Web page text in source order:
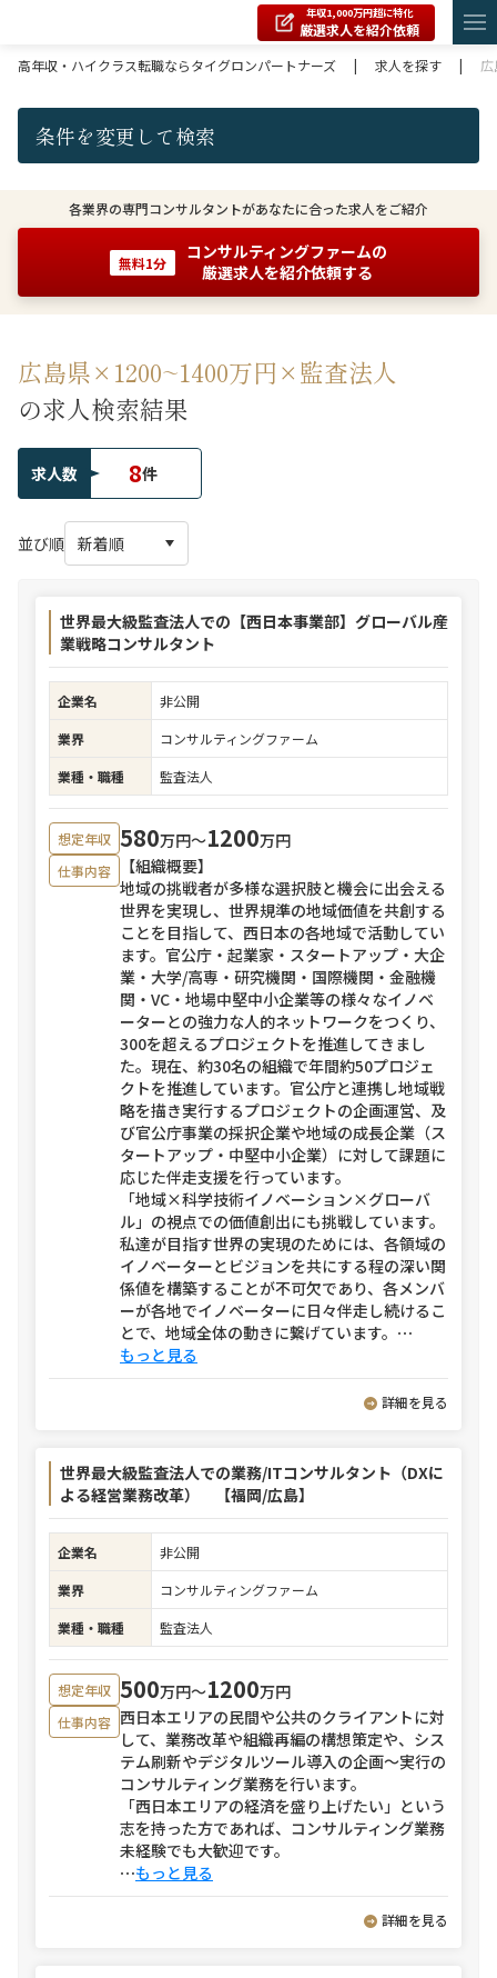
年収1,000万円超に特化
厳選求人を紹介依頼
高年収・ハイクラス転職ならタイグロンパートナーズ
| 求人を探す |
条件を変更して検索
各業界の専門コンサルタントがあなたに合った求人をご紹介
無料1分
コンサルティングファームの
厳選求人を紹介依頼する
広島県×1200~1400万円×監査法人
の求人検索結果
求人数 8件
並び順
世界最大級監査法人での【西日本事業部】グローバル産
業戦略コンサルタント
企業名
非公開
業界
コンサルティングファーム
業種・職種
監査法人
想定年収 580万円〜1200万円
仕事内容
【組織概要】
地域の挑戦者が多様な選択肢と機会に出会える
世界を実現し、世界規準の地域価値を共創する
ことを目指して、西日本の各地域で活動してい
ます。官公庁・起業家・スタートアップ・大企
業・大学/高専・研究機関・国際機関・金融機
関・VC・地場中堅中小企業等の様々なイノベ
ーターとの強力な人的ネットワークをつくり、
300を超えるプロジェクトを推進してきまし
た。現在、約30名の組織で年間約50プロジェ
クトを推進しています。官公庁と連携し地域戦
略を描き実行するプロジェクトの企画運営、及
び官公庁事業の採択企業や地域の成長企業（ス
タートアップ・中堅中小企業）に対して課題に
応じた伴走支援を行っています。
「地域×科学技術イノベーション×グローバ
ル」の視点での価値創出にも挑戦しています。
私達が目指す世界の実現のためには、各領域の
イノベーターとビジョンを共にする程の深い関
係値を構築することが不可欠であり、各メンバ
ーが各地でイノベーターに日々伴走し続けるこ
とで、地域全体の動きに繋げています。 ⋯
もっと見る
詳細を見る
世界最大級監査法人での業務/ITコンサルタント（DXに
よる経営業務改革） 【福岡/広島】
企業名
非公開
業界
コンサルティングファーム
業種・職種
監査法人
想定年収 500万円〜1200万円
仕事内容 西日本エリアの民間や公共のクライアントに対
して、業務改革や組織再編の構想策定や、シス
テム刷新やデジタルツール導入の企画～実行の
コンサルティング業務を行います。
「西日本エリアの経済を盛り上げたい」という
志を持った方であれば、コンサルティング業務
未経験でも大歓迎です。
⋯もっと見る
詳細を見る